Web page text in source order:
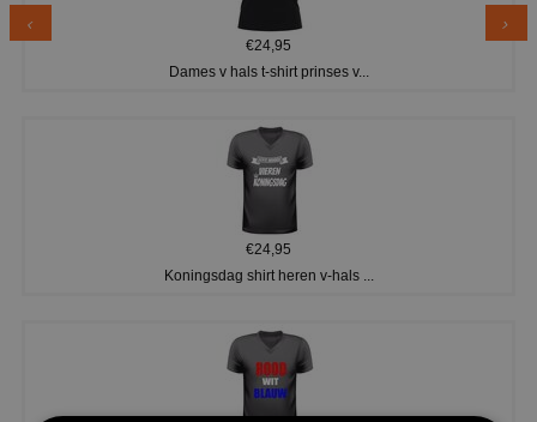
€24,95
Dames v hals t-shirt prinses v...
€24,95
Koningsdag shirt heren v-hals ...